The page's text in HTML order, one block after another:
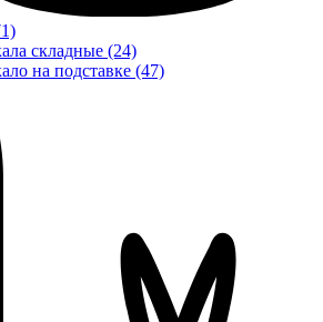
складные (24)
на подставке (47)